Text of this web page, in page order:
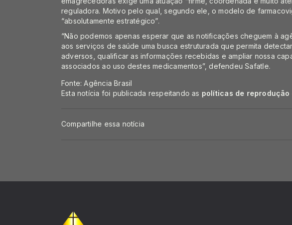
reguladora. Motivo pelo qual, segundo ele, o modelo de
“absolutamente estratégico”.
“Não podemos apenas esperar que as notificações cheguem à
aos serviços de saúde uma busca estruturada que permita
adversos, qualificar as informações recebidas e ampliar nossa
associados ao uso destes medicamentos”, defendeu Safatle.
Fonte: Agência Brasil
Esta notícia foi publicada respeitando as políticas de reprodução
Compartilhe essa notícia